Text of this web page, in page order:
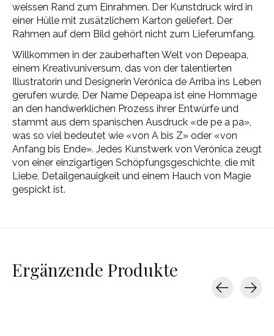
weissen Rand zum Einrahmen. Der Kunstdruck wird in
einer Hülle mit zusätzlichem Karton geliefert. Der
Rahmen auf dem Bild gehört nicht zum Lieferumfang.
Willkommen in der zauberhaften Welt von Depeapa,
einem Kreativuniversum, das von der talentierten
Illustratorin und Designerin Verónica de Arriba ins Leben
gerufen wurde. Der Name Depeapa ist eine Hommage
an den handwerklichen Prozess ihrer Entwürfe und
stammt aus dem spanischen Ausdruck «de pe a pa»,
was so viel bedeutet wie «von A bis Z» oder «von
Anfang bis Ende». Jedes Kunstwerk von Verónica zeugt
von einer einzigartigen Schöpfungsgeschichte, die mit
Liebe, Detailgenauigkeit und einem Hauch von Magie
gespickt ist.
Ergänzende Produkte